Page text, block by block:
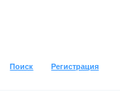
Поиск
Регистрация